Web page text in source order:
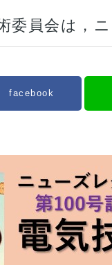
委員会は，
facebook